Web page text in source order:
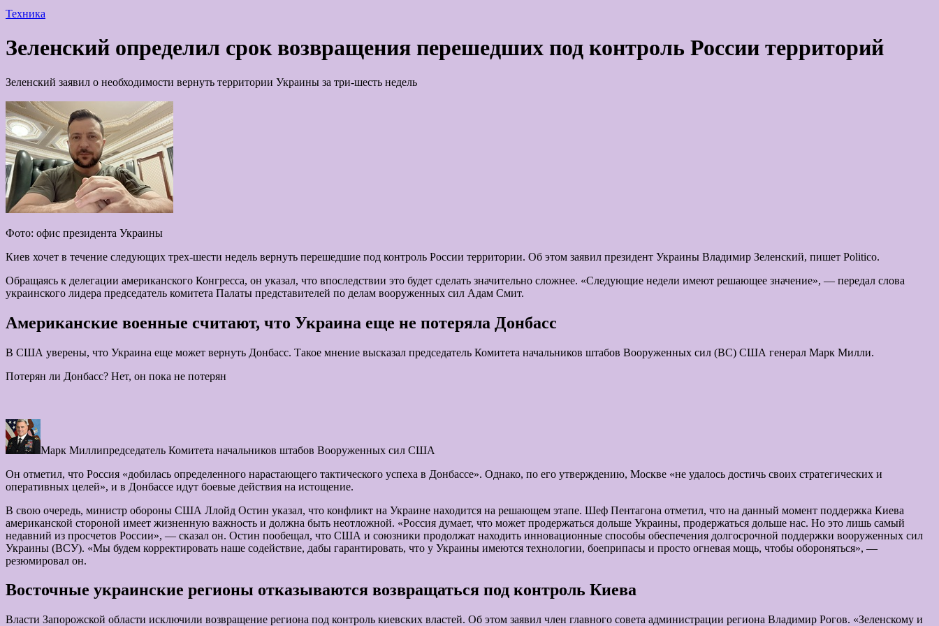
Техника
Зеленский определил срок возвращения перешедших под контроль России территорий
Зеленский заявил о необходимости вернуть территории Украины за три-шесть недель
Фото: офис президента Украины
Киев хочет в течение следующих трех-шести недель вернуть перешедшие под контроль России территории. Об этом заявил президент Украины Владимир Зеленский, пишет Politico.
Обращаясь к делегации американского Конгресса, он указал, что впоследствии это будет сделать значительно сложнее. «Следующие недели имеют решающее значение», — передал слова
украинского лидера председатель комитета Палаты представителей по делам вооруженных сил Адам Смит.
Американские военные считают, что Украина еще не потеряла Донбасс
В США уверены, что Украина еще может вернуть Донбасс. Такое мнение высказал председатель Комитета начальников штабов Вооруженных сил (ВС) США генерал Марк Милли.
Потерян ли Донбасс? Нет, он пока не потерян
Марк Миллипредседатель Комитета начальников штабов Вооруженных сил США
Он отметил, что Россия «добилась определенного нарастающего тактического успеха в Донбассе». Однако, по его утверждению, Москве «не удалось достичь своих стратегических и
оперативных целей», и в Донбассе идут боевые действия на истощение.
В свою очередь, министр обороны США Ллойд Остин указал, что конфликт на Украине находится на решающем этапе. Шеф Пентагона отметил, что на данный момент поддержка Киева
американской стороной имеет жизненную важность и должна быть неотложной. «Россия думает, что может продержаться дольше Украины, продержаться дольше нас. Но это лишь самый
недавний из просчетов России», — сказал он. Остин пообещал, что США и союзники продолжат находить инновационные способы обеспечения долгосрочной поддержки вооруженных сил
Украины (ВСУ). «Мы будем корректировать наше содействие, дабы гарантировать, что у Украины имеются технологии, боеприпасы и просто огневая мощь, чтобы обороняться», —
резюмировал он.
Восточные украинские регионы отказываются возвращаться под контроль Киева
Власти Запорожской области исключили возвращение региона под контроль киевских властей. Об этом заявил член главного совета администрации региона Владимир Рогов. «Зеленскому и